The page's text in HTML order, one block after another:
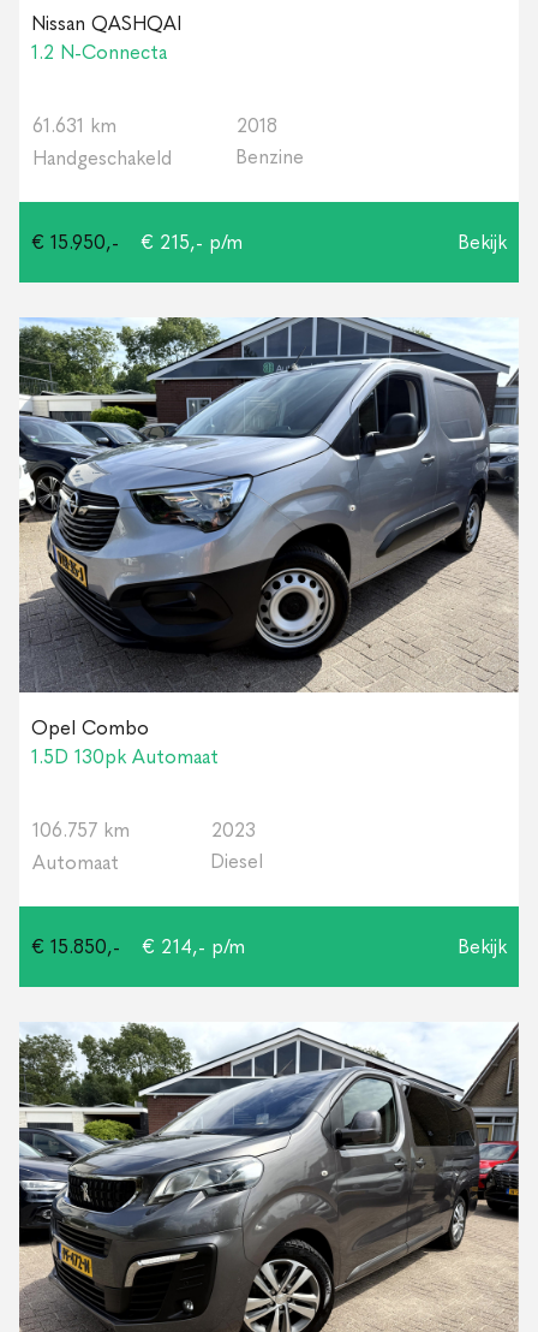
Nissan QASHQAI
1.2 N-Connecta
61.631 km
2018
Handgeschakeld
Benzine
€ 15.950,- € 215,- p/m Bekijk
Opel Combo
1.5D 130pk Automaat
106.757 km
2023
Automaat
Diesel
€ 15.850,- € 214,- p/m Bekijk